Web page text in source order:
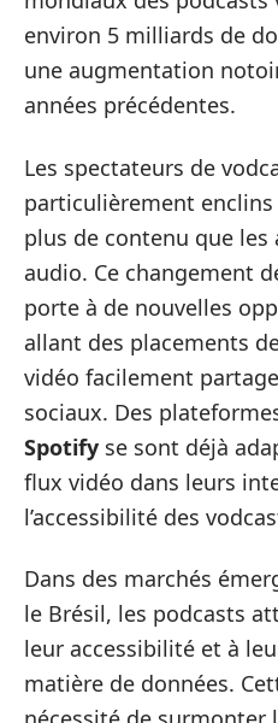
environ 5 milliards de
une augmentation
années précédentes.
Les spectateurs de
particulièrement
plus de contenu que
audio. Ce changement
porte à de nouvelles
allant des placements
vidéo facilement
sociaux. Des
Spotify se sont déjà
flux vidéo dans leurs
l’accessibilité des
Dans des marchés
le Brésil, les podcasts
leur accessibilité et à
matière de données.